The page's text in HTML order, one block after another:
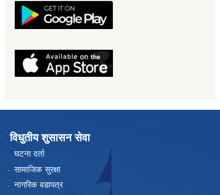
विधुतीय शुसासन सेवा
घटना दर्ता
सामाजिक सुरक्षा
नागरिक वडापत्र